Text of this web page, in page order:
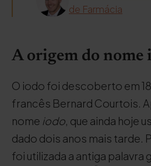
de Farmácia
A origem do nome
O iodo foi descoberto em
francês Bernard Courtois.
nome iodo, que ainda hoje
dado dois anos mais tarde.
foi utilizada a antiga palavra